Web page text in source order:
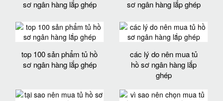
sơ ngân hàng lắp ghép
sơ ngân hàng lắp ghép
top 100 sản phẩm tủ hồ
sơ ngân hàng lắp ghép
các lý do nên mua tủ
hồ sơ ngân hàng lắp
ghép